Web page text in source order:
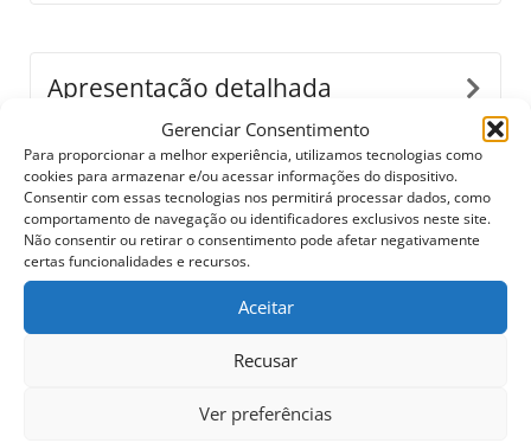
Gerenciar Consentimento
Para proporcionar a melhor experiência, utilizamos tecnologias como
cookies para armazenar e/ou acessar informações do dispositivo.
Consentir com essas tecnologias nos permitirá processar dados, como
comportamento de navegação ou identificadores exclusivos neste site.
Não consentir ou retirar o consentimento pode afetar negativamente
certas funcionalidades e recursos.
Aceitar
Recusar
Ver preferências
Apresentação detalhada
Configure o seu
Baixar Folhetos e Manuais
Notícias Corporativas